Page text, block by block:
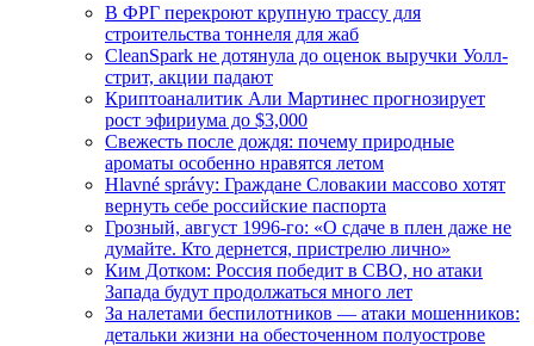
В ФРГ перекроют крупную трассу для
строительства тоннеля для жаб
CleanSpark не дотянула до оценок выручки Уолл-
стрит, акции падают
Криптоаналитик Али Мартинес прогнозирует
рост эфириума до $3,000
Свежесть после дождя: почему природные
ароматы особенно нравятся летом
Hlavné správy: Граждане Словакии массово хотят
вернуть себе российские паспорта
Грозный, август 1996-го: «О сдаче в плен даже не
думайте. Кто дернется, пристрелю лично»
Ким Дотком: Россия победит в СВО, но атаки
Запада будут продолжаться много лет
За налетами беспилотников — атаки мошенников:
детальки жизни на обесточенном полуострове